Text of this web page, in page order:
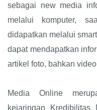
sebagai new media
melalui komputer,
didapatkan melalui
dapat mendapatkan
artikel foto, bahkan
Media Online
kejaringan